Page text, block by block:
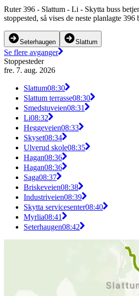
Ruter 396 - Slattum - Li - Skytta buss
stoppested, så vises de neste planlagte
Seterhaugen Slattum
Se flere avganger
Stoppesteder
fre. 7. aug. 2026
Slattum08:30
Slattum terrasse08:30
Smedstuveien08:31
Li08:32
Heggeveien08:33
Skyset08:34
Ulverud skole08:35
Hagan08:36
Hagan08:36
Saga08:37
Briskeveien08:38
Industriveien08:39
Skytta servicesenter08:40
Myrlia08:41
Seterhaugen08:42